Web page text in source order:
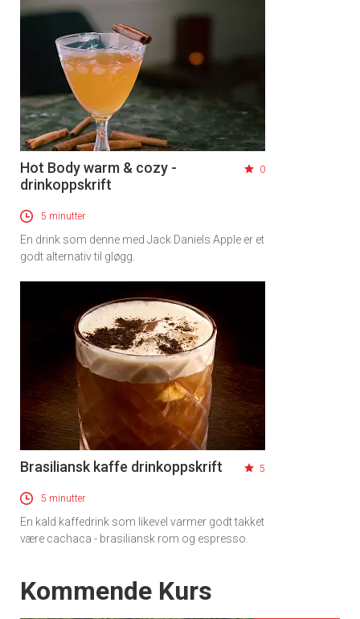
Apéritif
tilsendt.
Hot Body warm & cozy -
drinkoppskrift
0
5 minutter
En drink som denne med Jack Daniels Apple er et
godt alternativ til gløgg.
Brasiliansk kaffe drinkoppskrift 5
5 minutter
En kald kaffedrink som likevel varmer godt takket
være cachaca - brasiliansk rom og espresso.
Events
Kommende Kurs